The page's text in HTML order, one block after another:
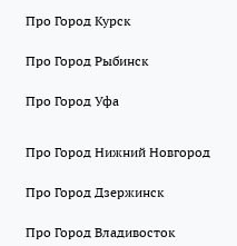
Про Город Курск
Про Город Рыбинск
Про Город Уфа
Про Город Нижний Новгород
Про Город Дзержинск
Про Город Владивосток